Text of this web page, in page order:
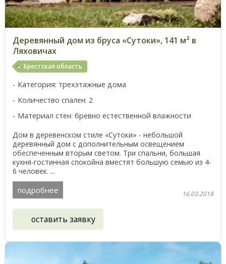
Деревянный дом из бруса «Сутоки», 141 м² в
Ляховичах
Брестская область
Категория: трехэтажные дома
Количество спален: 2
Материал стен: бревно естественной влажности
Дом в деревенском стиле «Сутоки» - небольшой
деревянный дом с дополнительным освещением
обеспеченным вторым светом. Три спальни, большая
кухня-гостинная спокойна вместят большую семью из 4-
6 человек. ...
подробнее 16.03.2018
оставить заявку